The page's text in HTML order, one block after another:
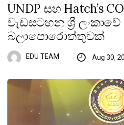
UNDP සහ Hatch’s
වැඩසටහන ශ්‍රී
බලාපොරොත්තුවක්
EDU TEAM Aug 30,